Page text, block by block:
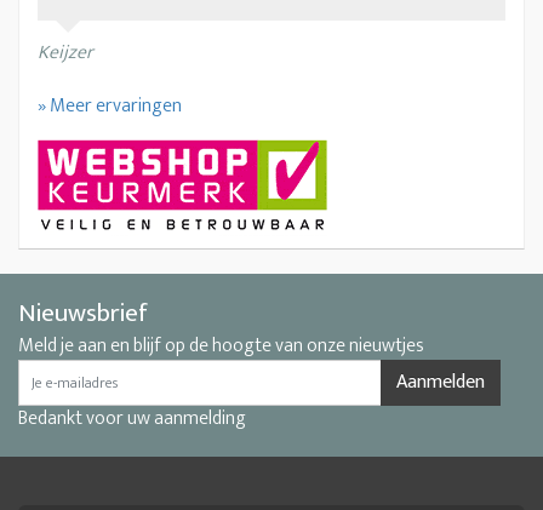
Keijzer
» Meer ervaringen
Nieuwsbrief
Meld je aan en blijf op de hoogte van onze nieuwtjes
Aanmelden
Bedankt voor uw aanmelding